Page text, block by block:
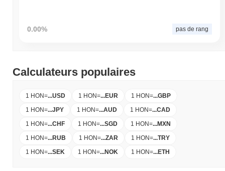
0.00% pas de rang
Calculateurs populaires
1 HON=...USD 1 HON=...EUR 1 HON=...GBP
1 HON=...JPY 1 HON=...AUD 1 HON=...CAD
1 HON=...CHF 1 HON=...SGD 1 HON=...MXN
1 HON=...RUB 1 HON=...ZAR 1 HON=...TRY
1 HON=...SEK 1 HON=...NOK 1 HON=...ETH